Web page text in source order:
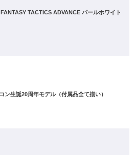
TACTICS ADVANCE パールホワイト
ン生誕20周年モデル（付属品全て揃い）